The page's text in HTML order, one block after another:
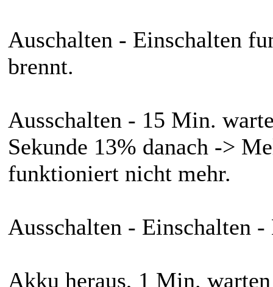
Auschalten - Einschalten
brennt.
Ausschalten - 15 Min.
Sekunde 13% danach ->
funktioniert nicht mehr.
Ausschalten - Einschalten
Akku heraus, 1 Min.